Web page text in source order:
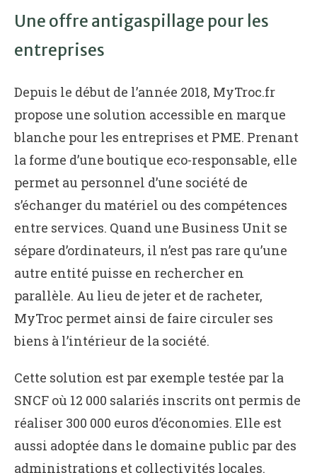
Une offre antigaspillage pour les
entreprises
Depuis le début de l’année 2018, MyTroc.fr
propose une solution accessible en marque
blanche pour les entreprises et PME. Prenant
la forme d’une boutique eco-responsable, elle
permet au personnel d’une société de
s’échanger du matériel ou des compétences
entre services. Quand une Business Unit se
sépare d’ordinateurs, il n’est pas rare qu’une
autre entité puisse en rechercher en
parallèle. Au lieu de jeter et de racheter,
MyTroc permet ainsi de faire circuler ses
biens à l’intérieur de la société.
Cette solution est par exemple testée par la
SNCF où 12 000 salariés inscrits ont permis de
réaliser 300 000 euros d’économies. Elle est
aussi adoptée dans le domaine public par des
administrations et collectivités locales.